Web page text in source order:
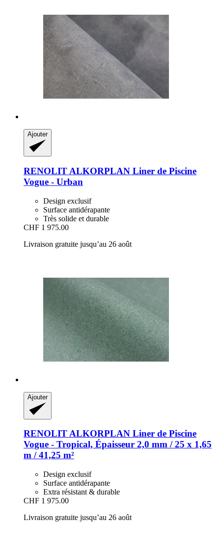
Ajouter
RENOLIT ALKORPLAN Liner de Piscine
Vogue -​ Urban
Design exclusif
Surface antidérapante
Très solide et durable
CHF 1 975.00
Livraison gratuite jusqu’au 26 août
Ajouter
RENOLIT ALKORPLAN Liner de Piscine
Vogue -​ Tropical, Épaisseur 2,0 mm / 25 x 1,65
m / 41,25 m²
Design exclusif
Surface antidérapante
Extra résistant & durable
CHF 1 975.00
Livraison gratuite jusqu’au 26 août